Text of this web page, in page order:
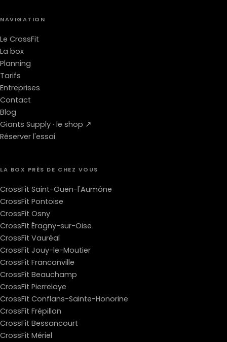
NAVIGATION
Le CrossFit
La box
Planning
Tarifs
Entreprises
Contact
Blog
Giants Supply · le shop ↗
Réserver l'essai
LA BOX PRÈS DE CHEZ VOUS
CrossFit Saint-Ouen-l'Aumône
CrossFit Pontoise
CrossFit Osny
CrossFit Éragny-sur-Oise
CrossFit Vauréal
CrossFit Jouy-le-Moutier
CrossFit Franconville
CrossFit Beauchamp
CrossFit Pierrelaye
CrossFit Conflans-Sainte-Honorine
CrossFit Frépillon
CrossFit Bessancourt
CrossFit Mériel